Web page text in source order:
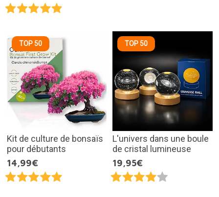
TOP 50
Kit de culture de bonsaïs
pour débutants
14,99€
TOP 50
L'univers dans une boule
de cristal lumineuse
19,95€